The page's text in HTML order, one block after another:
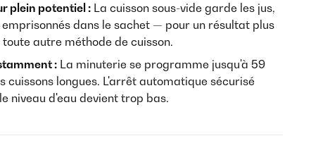
plein potentiel : La cuisson sous-vide garde les jus,
dans le sachet — pour un résultat plus
autre méthode de cuisson.
: La minuterie se programme jusqu'à 59
cuissons longues. L'arrêt automatique sécurisé
niveau d'eau devient trop bas.